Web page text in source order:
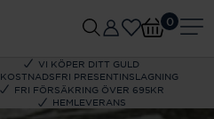
VI KÖPER DITT GULD
KOSTNADSFRI PRESENTINSLAGNING
FRI FÖRSÄKRING ÖVER 695KR
HEMLEVERANS
0